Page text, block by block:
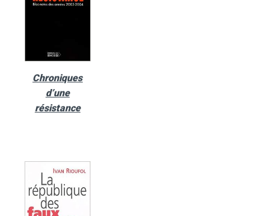
Chroniques
d’une
résistance